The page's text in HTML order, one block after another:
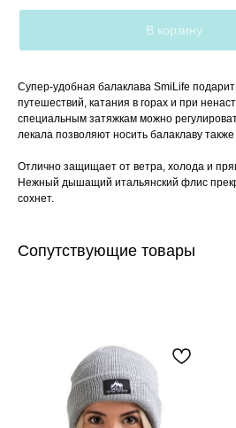
В корзину
Супер-удобная балаклава SmiLife
путешествий, катания в горах и при
специальным затяжкам можно
лекала позволяют носить балаклаву
Отлично защищает от ветра, холода и
Нежный дышащий итальянский флис
сохнет.
Сопутствующие товары